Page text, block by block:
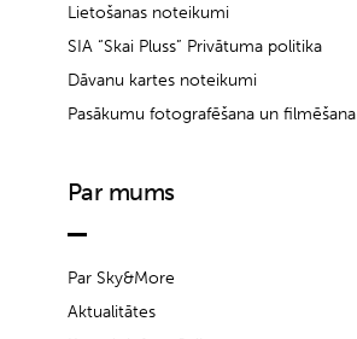
Lietošanas noteikumi
SIA “Skai Pluss” Privātuma politika
Dāvanu kartes noteikumi
Pasākumu fotografēšana un filmēšana
Par mums
Par Sky&More
Aktualitātes